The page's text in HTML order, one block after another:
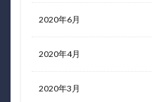
2020年6月
2020年4月
2020年3月